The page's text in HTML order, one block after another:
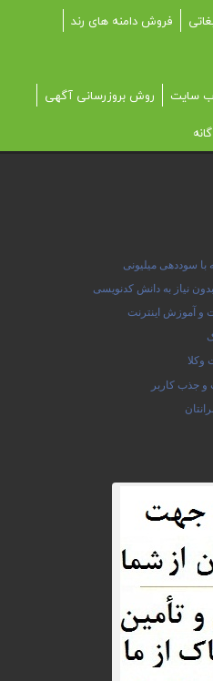
فروش دامنه های رند
سایت
روش بروزرسانی آگهی
سوددهی میلیونی
نیاز به دانش کدنویسی
و آموزش اینترنت
وکلا
جذب کاربر